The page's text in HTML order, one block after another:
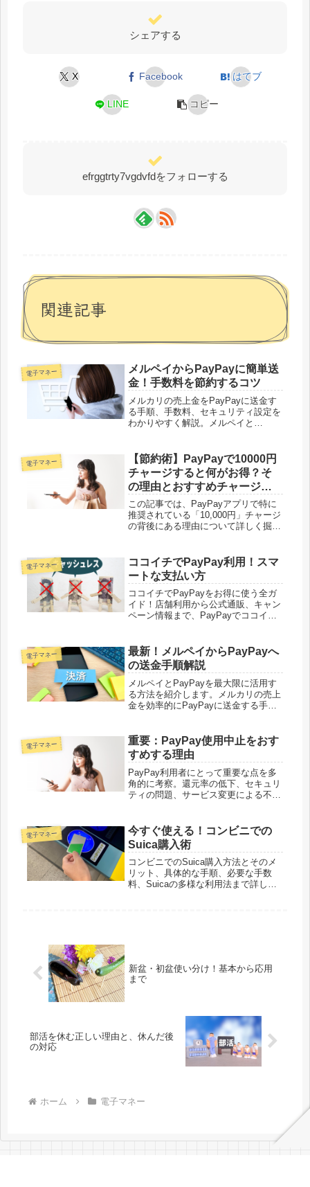
シェアする
X Facebook はてブ
LINE コピー
efrggtrty7vgdvfdをフォローする
関連記事
電子マネー
メルペイからPayPayに簡単送
金！手数料を節約するコツ
メルカリの売上金をPayPayに送金す
る手順、手数料、セキュリティ設定を
わかりやすく解説。メルペイと
電子マネー
【節約術】PayPayで10000円
チャージすると何がお得？そ
の理由とおすすめチャージ法
を紹介！
この記事では、PayPayアプリで特に
推奨されている「10,000円」チャージ
の背後にある理由について詳しく掘り
「10,000円」の選択肢には「おすす
め」とのマークがつ...
電子マネー
ココイチでPayPay利用！スマ
ートな支払い方
ココイチでPayPayをお得に使う全ガ
イド！店舗利用から公式通販、キャン
ペーン情報まで、PayPayでココイチ
電子マネー
最新！メルペイからPayPayへ
の送金手順解説
メルペイとPayPayを最大限に活用す
る方法を紹介します。メルカリの売上
金を効率的にPayPayに送金する手
す。デジタル決済の利点をフル活用し
ましょう。
電子マネー
重要：PayPay使用中止をおす
すめする理由
PayPay利用者にとって重要な点を多
角的に考察。還元率の低下、セキュリ
ティの問題、サービス変更による不便
ー体験や他の決済サービスとの比較も
交え、あなたにとって最適なキャッシ
ュレス決済の選択肢を提供する記事で
す。
電子マネー
今すぐ使える！コンビニでの
Suica購入術
コンビニでのSuica購入方法とそのメ
リット、具体的な手順、必要な手数
料、Suicaの多様な利用法まで詳しく
新盆・初盆使い分け！基本から応用
まで
部活を休む正しい理由と、休んだ後
の対応
ホーム 電子マネー